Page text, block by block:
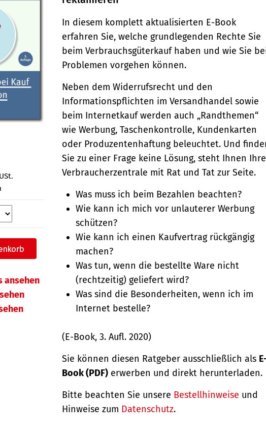
ansehen
In diesem komplett aktualisierten E-Book
erfahren Sie, welche grundlegenden Rechte Sie
beim Verbrauchsgüterkauf haben und wie Sie
Problemen vorgehen können.
Neben dem Widerrufsrecht und den
Informationspflichten im Versandhandel sowie
beim Internetkauf werden auch „Randthemen“
wie Werbung, Taschenkontrolle, Kundenkarten
oder Produzentenhaftung beleuchtet. Und
Sie zu einer Frage keine Lösung, steht Ihnen Ihre
Verbraucherzentrale mit Rat und Tat zur Seite.
Was muss ich beim Bezahlen beachten?
Wie kann ich mich vor unlauterer Werbung
schützen?
Wie kann ich einen Kaufvertrag rückgängig
machen?
Was tun, wenn die bestellte Ware nicht
(rechtzeitig) geliefert wird?
Was sind die Besonderheiten, wenn ich im
Internet bestelle?
(E-Book, 3. Aufl. 2020)
Sie können diesen Ratgeber ausschließlich als
Book (PDF) erwerben und direkt herunterladen.
Bitte beachten Sie unsere Bestellhinweise und
Hinweise zum Datenschutz.